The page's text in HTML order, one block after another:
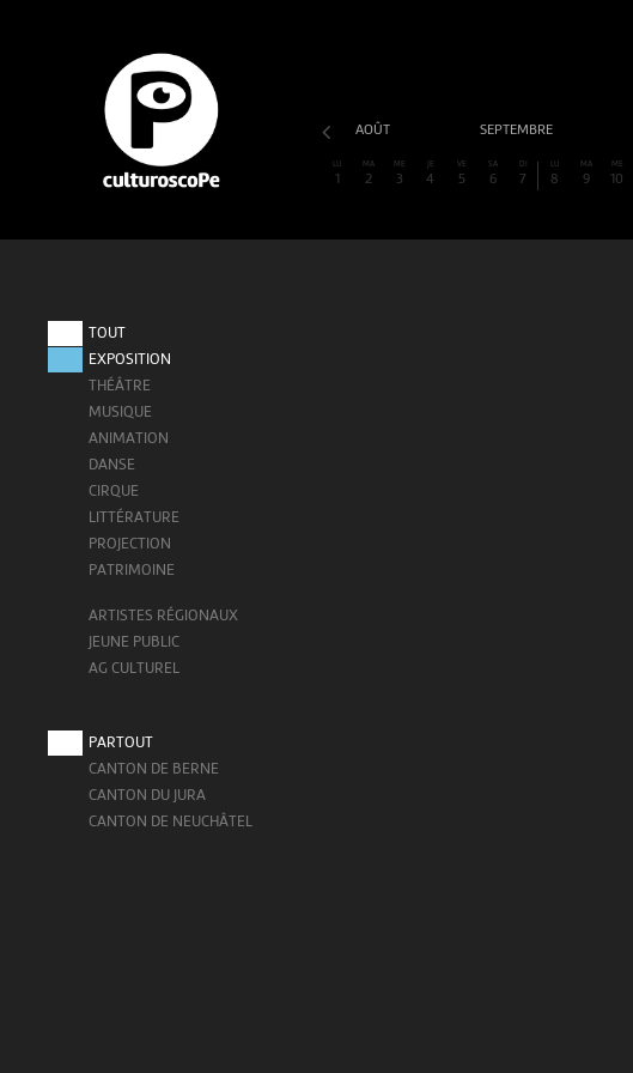
AOÛT SEPTEMBRE
LU
1
MA
2
ME
3
JE
4
VE
5
SA
6
DI
7
LU
8
MA
9
ME
10
TOUT
EXPOSITION
THÉÂTRE
MUSIQUE
ANIMATION
DANSE
CIRQUE
LITTÉRATURE
PROJECTION
PATRIMOINE
ARTISTES RÉGIONAUX
JEUNE PUBLIC
AG CULTUREL
PARTOUT
CANTON DE BERNE
CANTON DU JURA
CANTON DE NEUCHÂTEL